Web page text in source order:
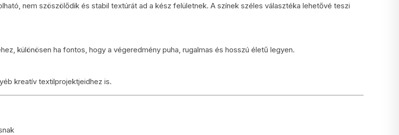
nem szöszölődik és stabil textúrát ad a kész felületnek. A színek széles választéka lehetővé teszi
különösen ha fontos, hogy a végeredmény puha, rugalmas és hosszú életű legyen.
kreatív textilprojektjeidhez is.